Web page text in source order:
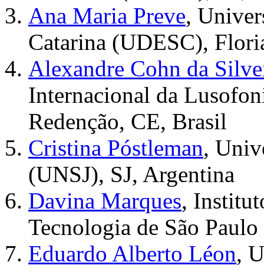
Ana Maria Preve,
Catarina (UDESC),
Alexandre Cohn da
Internacional da
Redenção, CE, Brasil
Cristina Póstleman,
(UNSJ), SJ, Argentina
Davina Marques,
Tecnologia de São
Eduardo Alberto Léon,